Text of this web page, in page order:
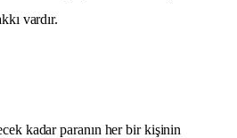
vardır.
kadar paranın her bir kişinin